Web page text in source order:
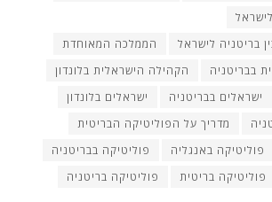
בריטניה לישראל
הממלכה המאוחדת
בבריטניה
הקהילה הישראלית בלונדון
ישראלים בבריטניה
ישראלים בלונדון
מדריך על הפוליטיקה הבריטית
פוליטיקה באנגליה
פוליטיקה בבריטניה
פוליטיקה בריטית
פוליטיקה בריטניה